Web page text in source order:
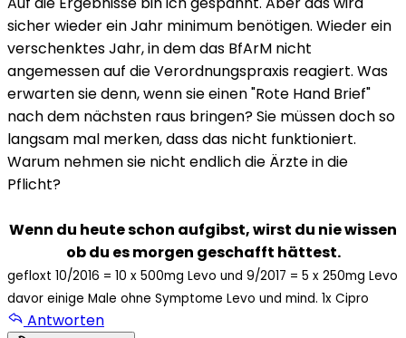
sicher wieder ein Jahr minimum benötigen. Wieder ein
verschenktes Jahr, in dem das BfArM nicht
angemessen auf die Verordnungspraxis reagiert. Was
erwarten sie denn, wenn sie einen "Rote Hand Brief"
nach dem nächsten raus bringen? Sie müssen doch so
langsam mal merken, dass das nicht funktioniert.
Warum nehmen sie nicht endlich die Ärzte in die
Pflicht?
Wenn du heute schon aufgibst, wirst du nie wissen
ob du es morgen geschafft hättest.
gefloxt 10/2016 = 10 x 500mg Levo und 9/2017 = 5 x 250mg Levo
davor einige Male ohne Symptome Levo und mind. 1x Cipro
Antworten